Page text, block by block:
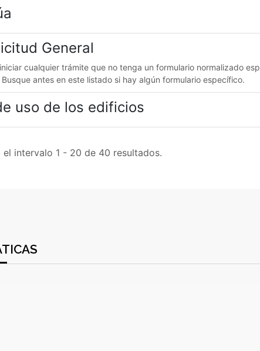
General
cualquier trámite que no tenga un formulario normalizado
antes en este listado si hay algún formulario específico.
uso de los edificios
el intervalo 1 - 20 de 40 resultados.